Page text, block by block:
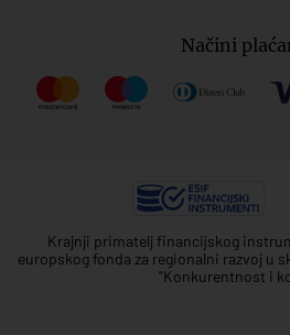
Načini
Krajnji primatelj financijskog
europskog fonda za regionalni razvoj u
"Konkurentnost i